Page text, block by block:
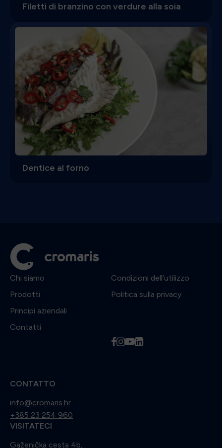
Filetti di branzino con verdure alla soia
Dentice al forno
Chi siamo
Prodotti
Principi aziendali
Contatti
Condizioni dell’utilizzo
Politica sulla privacy
fiyl
CONTATTO
info@cromaris.hr
+385 23 254 960
VISITATECI
Gaženička cesta 4b,